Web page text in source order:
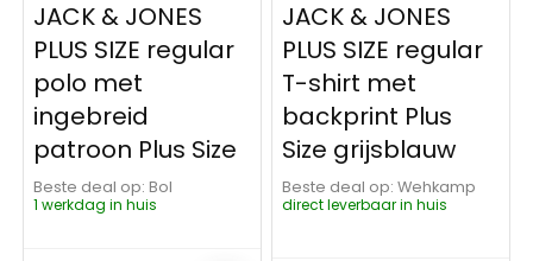
JACK & JONES
PLUS SIZE regular
polo met
ingebreid
patroon Plus Size
Beste deal op:
Bol
1 werkdag in huis
JACK & JONES
PLUS SIZE regular
T-shirt met
backprint Plus
Size grijsblauw
Beste deal op:
Wehkamp
direct leverbaar in huis